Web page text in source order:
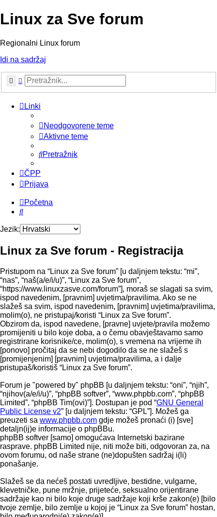
Linux za Sve forum
Regionalni Linux forum
Idi na sadržaj
Pretražnik
Napredno pretraživanje
Linki
Neodgovorene teme
Aktivne teme
Pretražnik
ČPP
Prijava
Početna
Pretražnik
Jezik:
Linux za Sve forum - Registracija
Pristupom na “Linux za Sve forum” [u daljnjem tekstu: “mi”,
“nas”, “naš(a/e/i/u)”, “Linux za Sve forum”,
“https://www.linuxzasve.com/forum”], moraš se slagati sa svim,
ispod navedenim, [pravnim] uvjetima/pravilima. Ako se ne
slažeš sa svim, ispod navedenim, [pravnim] uvjetima/pravilima,
molim(o), ne pristupaj/koristi “Linux za Sve forum”.
Obzirom da, ispod navedene, [pravne] uvjete/pravila možemo
promijeniti u bilo koje doba, a o čemu obavještavamo samo
registrirane korisnike/ce, molim(o), s vremena na vrijeme ih
[ponovo] pročitaj da se nebi dogodilo da se ne slažeš s
[promijenjenim] [pravnim] uvjetima/pravilima, a i dalje
pristupaš/koristiš “Linux za Sve forum”.
Forum je "powered by" phpBB [u daljnjem tekstu: “oni”, “njih”,
“njihov(a/e/i/u)”, “phpBB softver”, “www.phpbb.com”, “phpBB
Limited”, “phpBB Tim(ovi)”]. Dostupan je pod “GNU General
Public License v2” [u daljnjem tekstu: “GPL”]. Možeš ga
preuzeti sa www.phpbb.com gdje možeš pronaći (i) [sve]
detaljn(ij)e informacije o phpBBu.
phpBB softver [samo] omogućava Internetski bazirane
rasprave. phpBB Limited nije, niti može biti, odgovoran za, na
ovom forumu, od naše strane (ne)dopušten sadržaj i(li)
ponašanje.
Slažeš se da nećeš postati uvredljive, bestidne, vulgarne,
klevetničke, pune mržnje, prijeteće, seksualno orijentirane
sadržaje kao ni bilo koje druge sadržaje koji krše zakon(e) [bilo
tvoje zemlje, bilo zemlje u kojoj je “Linux za Sve forum” hostan,